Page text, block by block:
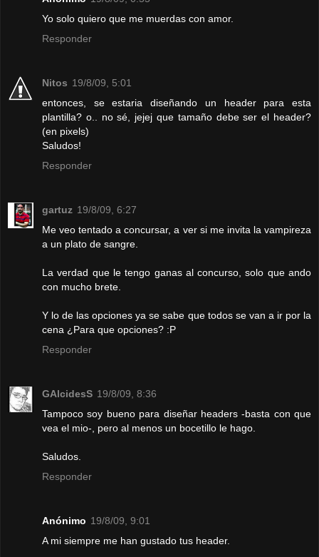
Yo solo quiero que me muerdas con amor.
Responder
Nitos 19/8/09, 5:01
entonces, se estaria diseñando un header para esta
plantilla? o.. no sé, jejej que tamaño debe ser el header?
(en pixels)
Saludos!
Responder
gartuz 19/8/09, 6:27
Me veo tentado a concursar, a ver si me invita la vampireza
a un plato de sangre.
La verdad que le tengo ganas al concurso, solo que ando
con mucho brete.
Y lo de las opciones ya se sabe que todos se van a ir por la
cena ¿Para que opciones? :P
Responder
GAlcidesS 19/8/09, 8:36
Tampoco soy bueno para diseñar headers -basta con que
vea el mio-, pero al menos un bocetillo le hago.
Saludos.
Responder
Anónimo 19/8/09, 9:01
A mi siempre me han gustado tus header.